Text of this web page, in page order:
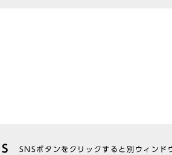
SNSボタンをクリックすると別ウィンド